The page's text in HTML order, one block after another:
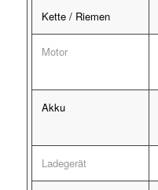
Kette / Riemen
Motor
Akku
Ladegerät